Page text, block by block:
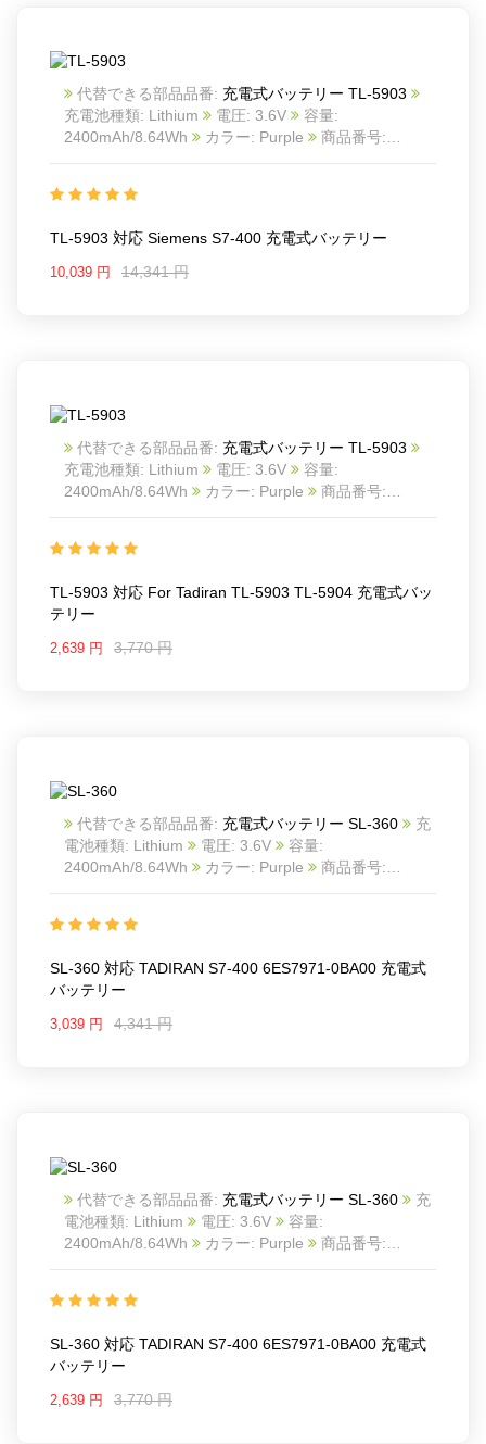
代替できる部品品番: 充電式バッテリー TL-5903
充電池種類: Lithium
電圧: 3.6V
2400mAh/8.64Wh
カラー: Purple
商品番号:
LS14500 PLC
For Tadiran SL-360 battery
Battery without Solder Tabs
TL-5903 対応 Siemens S7-400 充電式バッテリー
10,039 円 14,341 円
代替できる部品品番: 充電式バッテリー TL-5903
充電池種類: Lithium
電圧: 3.6V
2400mAh/8.64Wh
カラー: Purple
商品番号:
Siemens Simatics S7-400 battery
Battery without Solder Tabs
TL-5903 対応 For Tadiran TL-5903 TL-5904 充電式バッ
テリー
2,639 円 3,770 円
代替できる部品品番: 充電式バッテリー SL-360
充
電池種類: Lithium
電圧: 3.6V
2400mAh/8.64Wh
カラー: Purple
商品番号:
TADIRAN S7-400 6ES7971-0BA00
SL-360 対応 TADIRAN S7-400 6ES7971-0BA00 充電式
バッテリー
3,039 円 4,341 円
代替できる部品品番: 充電式バッテリー SL-360
充
電池種類: Lithium
電圧: 3.6V
2400mAh/8.64Wh
カラー: Purple
商品番号:
TADIRAN S7-400 6ES7971-0BA00
SL-360 対応 TADIRAN S7-400 6ES7971-0BA00 充電式
バッテリー
2,639 円 3,770 円